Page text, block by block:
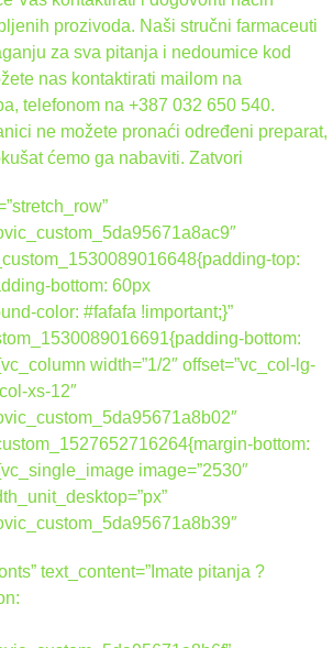
prozivoda. Naši stručni farmaceuti
za sva pitanja i nedoumice kod
nas kontaktirati mailom na
telefonom na +387 032 650 540.
ne možete pronaći određeni preparat,
ćemo ga nabaviti. Zatvori
top:
bottom: 60px
color: #fafafa !important;}”
bottom:
width=”1/2″ offset=”vc_col-lg-
xs-12″
bottom:
image=”2530″
text_content=”Imate pitanja ?